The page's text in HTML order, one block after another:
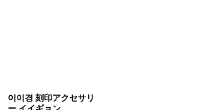
이이경 刻印アクセサリ